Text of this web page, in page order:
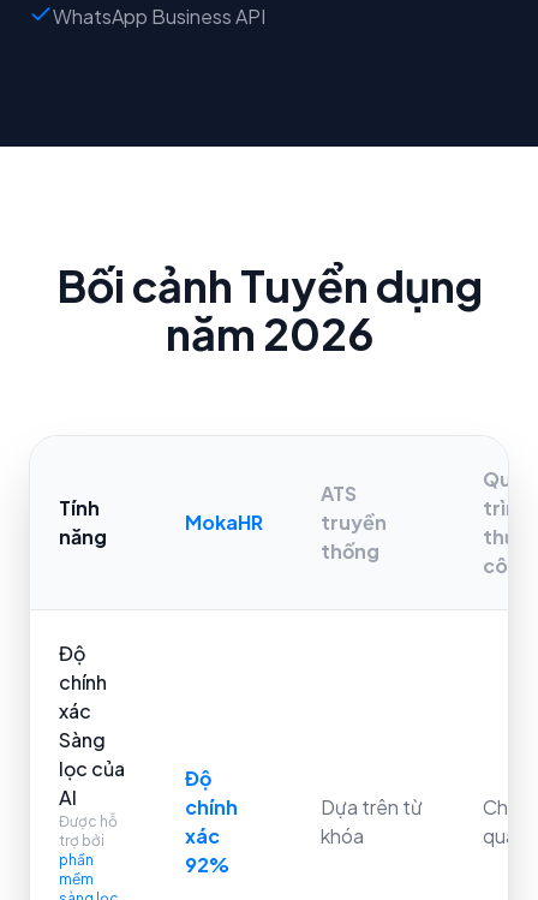
WhatsApp Business API
Bối cảnh Tuyển dụng
năm 2026
Tính
năng
MokaHR
ATS
truyền
thống
Quy
trình
thủ
công
Độ
chính
xác
Sàng
lọc của
AI
Được hỗ
trợ bởi
phần
mềm
Độ
chính
xác
92%
Dựa trên từ
khóa
Chủ
quan